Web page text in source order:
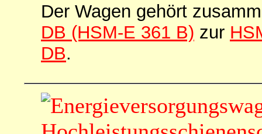
Der Wagen gehört
DB (HSM-E 361 B) zur
DB.